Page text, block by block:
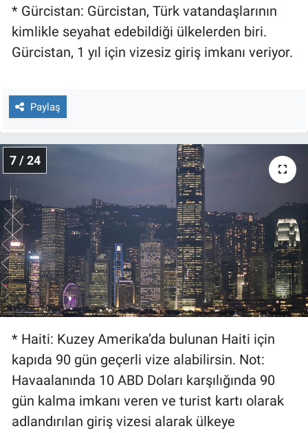
* Gürcistan: Gürcistan, Türk vatandaşlarının
kimlikle seyahat edebildiği ülkelerden biri.
Gürcistan, 1 yıl için vizesiz giriş imkanı veriyor.
Paylaş
7 / 24
* Haiti: Kuzey Amerika’da bulunan Haiti için
kapıda 90 gün geçerli vize alabilirsin. Not:
Havaalanında 10 ABD Doları karşılığında 90
gün kalma imkanı veren ve turist kartı olarak
adlandırılan giriş vizesi alarak ülkeye